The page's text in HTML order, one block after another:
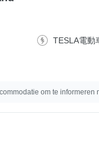
TESLA電動
om te informeren